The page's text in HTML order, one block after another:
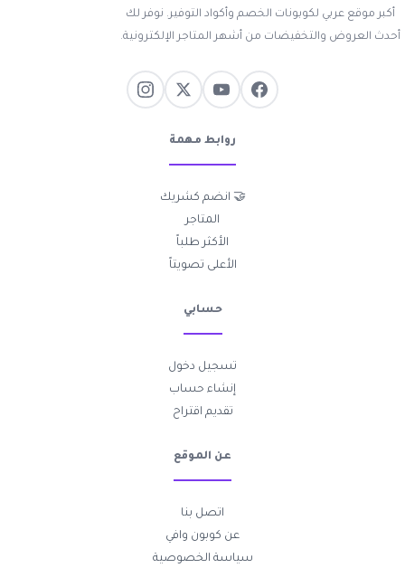
أكبر موقع عربي لكوبونات الخصم وأكواد التوفير. نوفر لك
أحدث العروض والتخفيضات من أشهر المتاجر الإلكترونية.
روابط مهمة
🤝 انضم كشريك
المتاجر
الأكثر طلباً
الأعلى تصويتاً
حسابي
تسجيل دخول
إنشاء حساب
تقديم اقتراح
عن الموقع
اتصل بنا
عن كوبون وافي
سياسة الخصوصية